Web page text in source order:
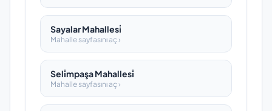
Sayalar Mahallesi̇
Mahalle sayfasını aç ›
Seli̇mpaşa Mahallesi̇
Mahalle sayfasını aç ›